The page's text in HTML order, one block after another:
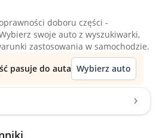
doboru części -
swoje auto z wyszukiwarki,
zastosowania w samochodzie.
pasuje do auta Wybierz auto